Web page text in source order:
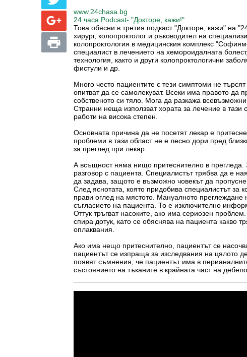
www.24chasa.bg
24 часа Podcast- "Докторе, кажи!"
Това обясни в третия подкаст "Докторе, кажи" на
хирург, колопроктолог и ръководител на
колопроктология в медицинския комплекс
специалист в лечението на хемороидалната
технология, както и други колопроктологични
фистули и др.
Много често пациентите с тези симптоми не
опитват да се самолекуват. Всеки има правото да
собственото си тяло. Мога да разкажа
Странни неща използват хората за лечение в тази
работи на висока степен.
Основната причина да не посетят лекар е
проблеми в тази област не е лесно дори пред
за преглед при лекар.
А всъщност няма нищо притеснително в прегледа.
разговор с пациента. Специалистът трябва да е
да задава, защото е възможно човекът да
След яснотата, която придобива специалистът за
прави оглед на мястото. Мануалното преглеждане
съгласието на пациента. То е изключително
Оттук тръгват насоките, ако има сериозен
спира дотук, като се обяснява на пациента какво
оплаквания.
Ако има нещо притеснително, пациентът се
пациентът се изпраща за изследвания на цялото
появят съмнения, че пациентът има в
състоянието на тъканите в крайната част на